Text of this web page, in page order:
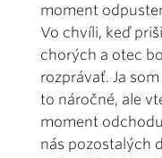
moment
Vo chvíli, keď
chorých a otec
rozprávať. Ja
to náročné, ale
moment
nás pozostalých